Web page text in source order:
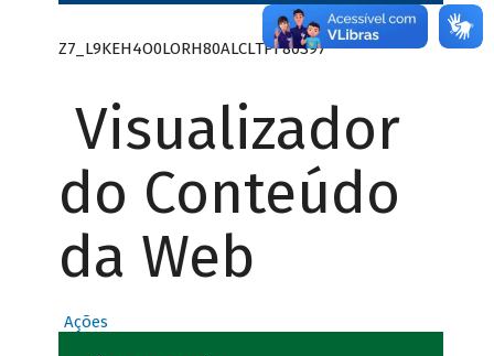
Z7_L9KEH4O0LORH80ALCLTPF80S97
Visualizador
do Conteúdo
da Web
Ações